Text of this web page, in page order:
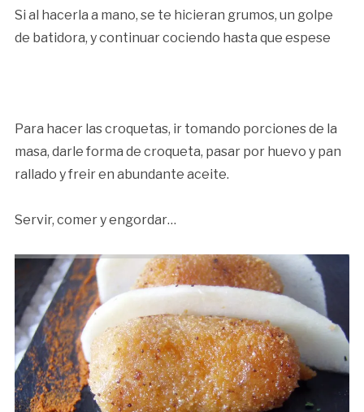
Si al hacerla a mano, se te hicieran grumos, un golpe
de batidora, y continuar cociendo hasta que espese
Para hacer las croquetas, ir tomando porciones de la
masa, darle forma de croqueta, pasar por huevo y pan
rallado y freir en abundante aceite.
Servir, comer y engordar…